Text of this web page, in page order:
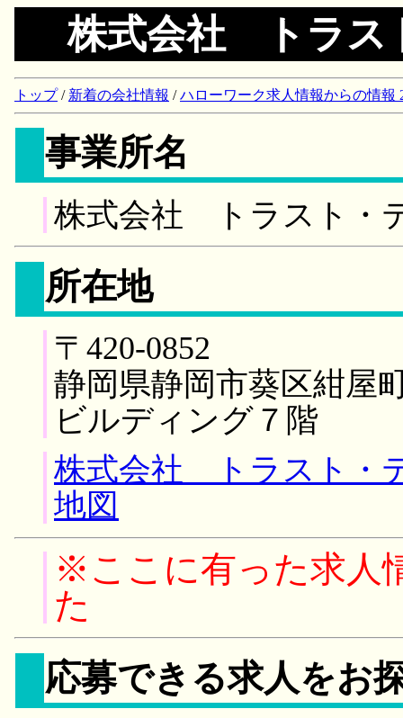
株式会社 トラス
トップ/ 新着の会社情報 /ハローワーク求人情報からの情報
事業所名
株式会社 トラスト・
所在地
〒420-0852
静岡県静岡市葵区紺屋
ビルディング７階
株式会社 トラスト・
地図
※ここに有った求人
た
応募できる求人をお